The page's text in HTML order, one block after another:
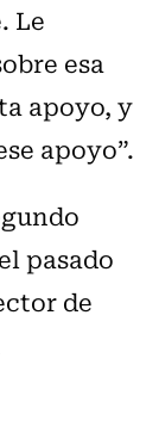
Le
esa
apoyo, y
apoyo”.
pasado
de